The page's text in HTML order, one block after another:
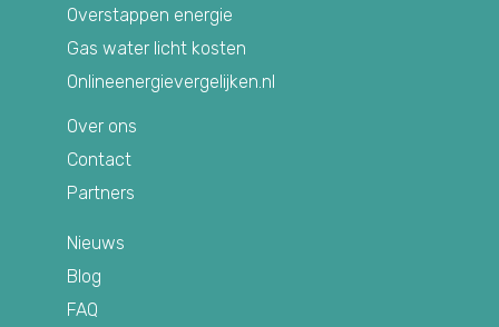
Overstappen energie
Gas water licht kosten
Onlineenergievergelijken.nl
Over ons
Contact
Partners
Nieuws
Blog
FAQ